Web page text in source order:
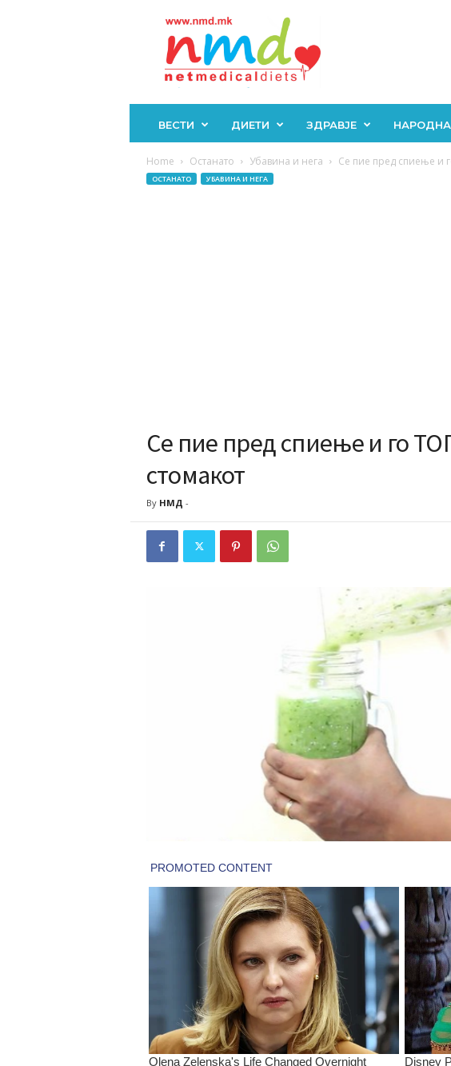
ВЕСТИ ДИЕТИ ЗДРАВЈЕ
Home Останато Убавина и нега Се пие пред спиење и
ОСТАНАТО УБАВИНА И НЕГА
Се пие пред спиење и го
стомакот
By НМД -